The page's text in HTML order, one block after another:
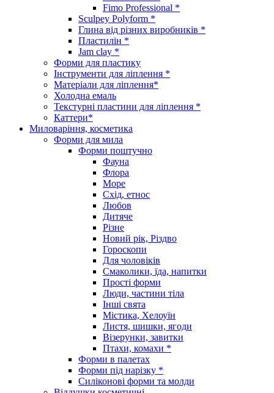
Fimo Professional *
Sculpey Polyform *
Глина від різних виробників *
Пластилін *
Jam clay *
Форми для пластику
Інструменти для ліплення *
Матеріали для ліплення*
Холодна емаль
Текстурні пластини для ліплення *
Каттери*
Миловаріння, косметика
Форми для мила
Форми поштучно
Фауна
Флора
Море
Схід, етнос
Любов
Дитяче
Різне
Новий рік, Різдво
Гороскопи
Для чоловіків
Смаколики, їда, напитки
Прості форми
Люди, частини тіла
Інші свята
Містика, Хелоуїн
Листя, шишки, ягоди
Візерунки, завитки
Птахи, комахи *
Форми в палетах
Форми під нарізку *
Силіконові форми та молди